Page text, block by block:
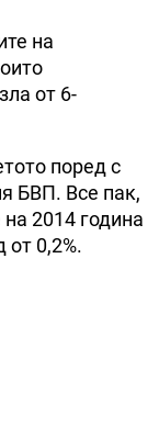
на
от 6-
поред с
БВП. Все пак,
2014 година
от 0,2%.